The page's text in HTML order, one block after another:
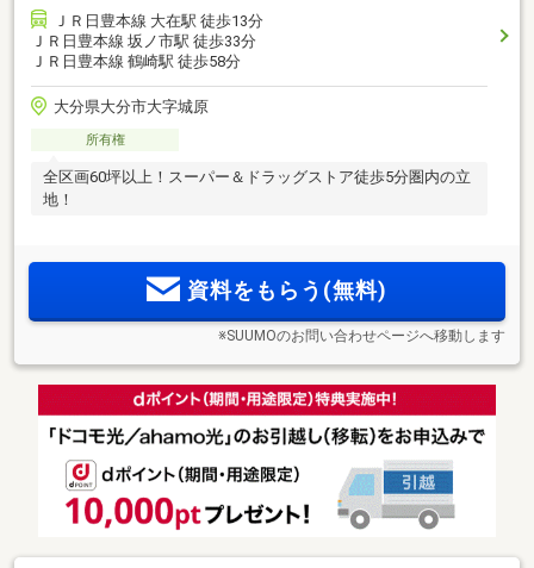
ＪＲ日豊本線 大在駅 徒歩13分
ＪＲ日豊本線 坂ノ市駅 徒歩33分
ＪＲ日豊本線 鶴崎駅 徒歩58分
大分県大分市大字城原
所有権
全区画60坪以上！スーパー＆ドラッグストア徒歩5分圏内の立
地！
資料をもらう(無料)
※SUUMOのお問い合わせページへ移動します